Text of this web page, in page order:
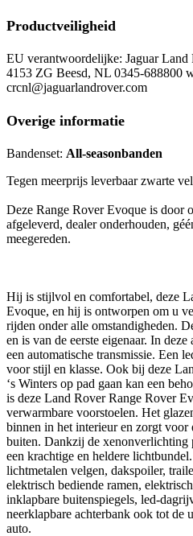
Productveiligheid
EU verantwoordelijke: Jaguar Land
4153 ZG Beesd, NL 0345-688800
crcnl@jaguarlandrover.com
Overige informatie
Bandenset: All-seasonbanden
Tegen meerprijs leverbaar zwarte
Deze Range Rover Evoque is door
afgeleverd, dealer onderhouden,
meegereden.
Hij is stijlvol en comfortabel, deze
Evoque, en hij is ontworpen om u
rijden onder alle omstandigheden.
en is van de eerste eigenaar. In
een automatische transmissie. Een
voor stijl en klasse. Ook bij deze
‘s Winters op pad gaan kan een
is deze Land Rover Range Rover
verwarmbare voorstoelen. Het
binnen in het interieur en zorgt
buiten. Dankzij de xenonverlichting
een krachtige en heldere
lichtmetalen velgen, dakspoiler,
elektrisch bediende ramen,
inklapbare buitenspiegels, led-
neerklapbare achterbank ook tot de
auto.